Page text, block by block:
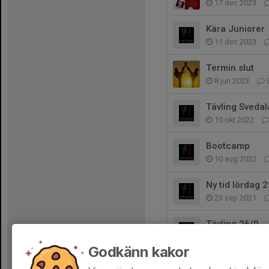
17 dec 2023
Kära Juniorer
11 dec 2023
Termin slut
8 jun 2023
Tävling
10 okt 2022
Bootcamp
10 aug 2022
Ny tid lördag
23 sep 2021
Tävling 26/9
Godkänn kakor